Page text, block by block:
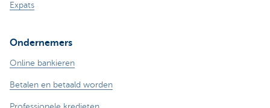
Expats
Ondernemers
Online bankieren
Betalen en betaald worden